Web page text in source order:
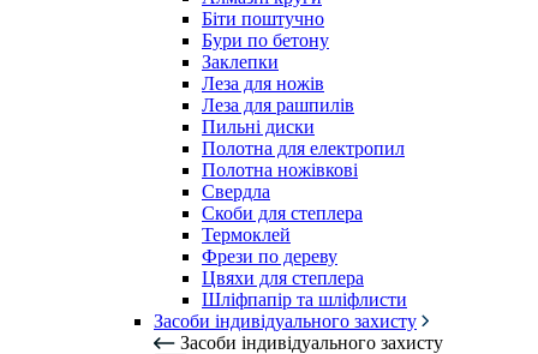
Біти поштучно
Бури по бетону
Заклепки
Леза для ножів
Леза для рашпилів
Пильні диски
Полотна для електропил
Полотна ножівкові
Свердла
Скоби для степлера
Термоклей
Фрези по дереву
Цвяхи для степлера
Шліфпапір та шліфлисти
Засоби індивідуального захисту
Засоби індивідуального захисту